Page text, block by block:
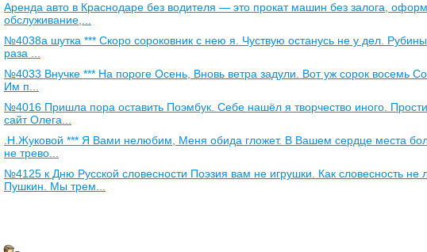
Аренда авто в Краснодаре без водителя — это прокат машин без залога,
обслуживание,...
№4038а шутка *** Скоро сороковник с нею я. Чуствую останусь не у дел.
раза ...
№4033 Внучке *** На пороге Осень, Вновь ветра задули. Вот уж сорок восемь
Им п...
№4016 Пришла пора оставить Поэмбук. Себе нашёл я творчество иного.
сайт Олега...
.Н.Жуковой *** Я Вами нелюбим, Меня обида гложет. В Вашем сердце места
не трево...
№4125 к Дню Русской словесности Поэзия вам не игрушки. Как словесность
Пушкин. Мы трем...